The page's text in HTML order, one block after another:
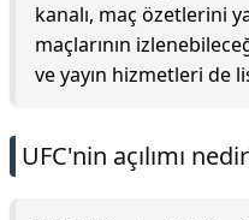
kanalı, maç özetlerini
maçlarının
ve yayın hizmetleri de
UFC'nin açılımı